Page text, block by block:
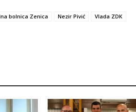
bolnica Zenica Nezir Pivić
Vlada ZDK